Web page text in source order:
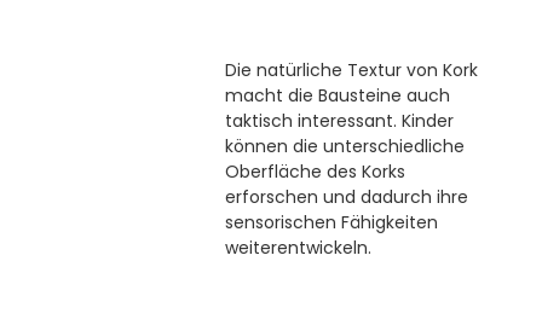
Die natürliche Textur von Kork
macht die Bausteine auch
taktisch interessant. Kinder
können die unterschiedliche
Oberfläche des Korks
erforschen und dadurch ihre
sensorischen Fähigkeiten
weiterentwickeln.